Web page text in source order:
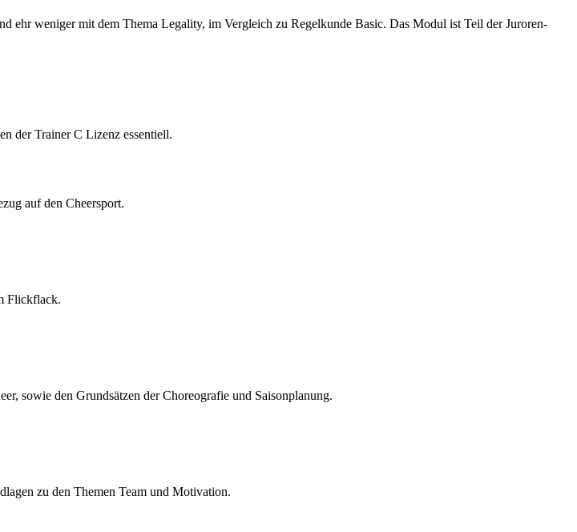
ehr weniger mit dem Thema Legality, im Vergleich zu Regelkunde Basic. Das Modul ist Teil der Juroren-
der Trainer C Lizenz essentiell.
auf den Cheersport.
Flickflack.
sowie den Grundsätzen der Choreografie und Saisonplanung.
zu den Themen Team und Motivation.